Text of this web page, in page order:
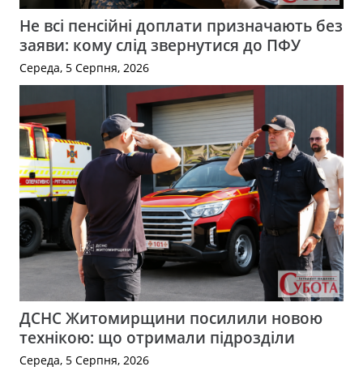
Не всі пенсійні доплати призначають без
заяви: кому слід звернутися до ПФУ
Середа, 5 Серпня, 2026
ДСНС Житомирщини посилили новою
технікою: що отримали підрозділи
Середа, 5 Серпня, 2026